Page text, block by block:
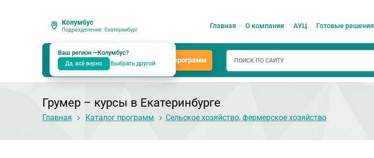
Колумбус
Подразделение: Екатеринбург
Ваш регион —Колумбус?
Да, всё верно Выбрать другой
Главная О компании АУЦ Готовые решения
Каталог программ
Грумер – курсы в Екатеринбурге
Главная Каталог программ Сельское хозяйство, фермерское хозяйство